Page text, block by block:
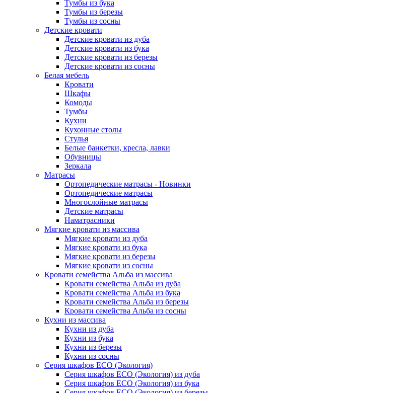
Тумбы из бука
Тумбы из березы
Тумбы из сосны
Детские кровати
Детские кровати из дуба
Детские кровати из бука
Детские кровати из березы
Детские кровати из сосны
Белая мебель
Кровати
Шкафы
Комоды
Тумбы
Кухни
Кухонные столы
Стулья
Белые банкетки, кресла, лавки
Обувницы
Зеркала
Матрасы
Ортопедические матрасы - Новинки
Ортопедические матрасы
Многослойные матрасы
Детские матрасы
Наматрасники
Мягкие кровати из массива
Мягкие кровати из дуба
Мягкие кровати из бука
Мягкие кровати из березы
Мягкие кровати из сосны
Кровати семейства Альба из массива
Кровати семейства Альба из дуба
Кровати семейства Альба из бука
Кровати семейства Альба из березы
Кровати семейства Альба из сосны
Кухни из массива
Кухни из дуба
Кухни из бука
Кухни из березы
Кухни из сосны
Серия шкафов ECO (Экология)
Серия шкафов ECO (Экология) из дуба
Серия шкафов ECO (Экология) из бука